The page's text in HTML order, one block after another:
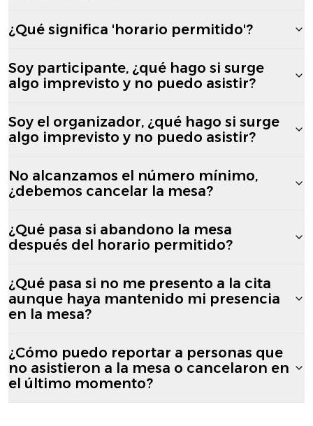
¿Qué significa 'horario permitido'?
Soy participante, ¿qué hago si surge
algo imprevisto y no puedo asistir?
Soy el organizador, ¿qué hago si surge
algo imprevisto y no puedo asistir?
No alcanzamos el número mínimo,
¿debemos cancelar la mesa?
¿Qué pasa si abandono la mesa
después del horario permitido?
¿Qué pasa si no me presento a la cita
aunque haya mantenido mi presencia
en la mesa?
¿Cómo puedo reportar a personas que
no asistieron a la mesa o cancelaron en
el último momento?